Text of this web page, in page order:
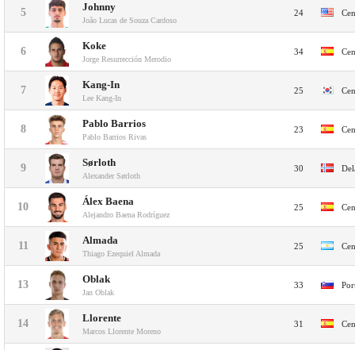
5 Johnny
João Lucas de Souza Cardoso
24
6 Koke
Jorge Resurrección Merodio
34
7 Kang-In
Lee Kang-In
25
8 Pablo Barrios
Pablo Barrios Rivas
23
9 Sørloth
Alexander Sørloth
30
10 Álex Baena
Alejandro Baena Rodríguez
25
11 Almada
Thiago Ezequiel Almada
25
13 Oblak
Jan Oblak
33
14 Llorente
Marcos Llorente Moreno
31